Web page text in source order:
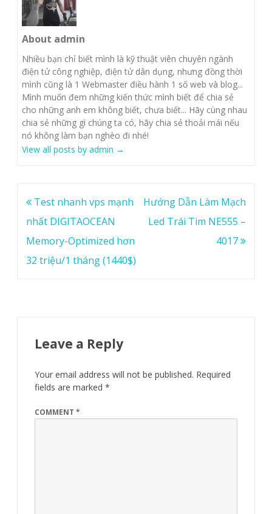
About admin
Nhiều bạn chỉ biết mình là kỹ thuật viên chuyên ngành
điện tử công nghiệp, điện tử dân dụng, nhưng đồng thời
mình cũng là 1 Webmaster điều hành 1 số web và blog...
Mình muốn đem những kiến thức mình biết để chia sẻ
cho những anh em không biết, chưa biết... Hãy cùng nhau
chia sẻ những gì chúng ta có, hãy chia sẻ thoải mái nếu
nó không làm bạn nghèo đi nhé!
View all posts by admin →
Post
navigation
Test nhanh vps mạnh
nhất DIGITAOCEAN
Memory-Optimized hơn
32 triệu/1 tháng (1440$)
Hướng Dẫn Làm Mạch
Led Trái Tim NE555 –
4017
Leave a Reply
Your email address will not be published. Required
fields are marked *
COMMENT *